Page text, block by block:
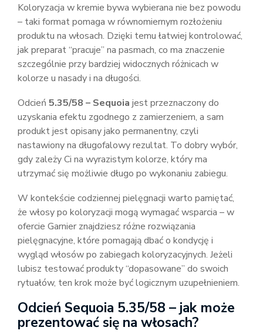
Koloryzacja w kremie bywa wybierana nie bez powodu
– taki format pomaga w równomiernym rozłożeniu
produktu na włosach. Dzięki temu łatwiej kontrolować,
jak preparat “pracuje” na pasmach, co ma znaczenie
szczególnie przy bardziej widocznych różnicach w
kolorze u nasady i na długości.
Odcień 5.35/58 – Sequoia jest przeznaczony do
uzyskania efektu zgodnego z zamierzeniem, a sam
produkt jest opisany jako permanentny, czyli
nastawiony na długofalowy rezultat. To dobry wybór,
gdy zależy Ci na wyrazistym kolorze, który ma
utrzymać się możliwie długo po wykonaniu zabiegu.
W kontekście codziennej pielęgnacji warto pamiętać,
że włosy po koloryzacji mogą wymagać wsparcia – w
ofercie Garnier znajdziesz różne rozwiązania
pielęgnacyjne, które pomagają dbać o kondycję i
wygląd włosów po zabiegach koloryzacyjnych. Jeżeli
lubisz testować produkty “dopasowane” do swoich
rytuałów, ten krok może być logicznym uzupełnieniem.
Odcień Sequoia 5.35/58 – jak może
prezentować się na włosach?